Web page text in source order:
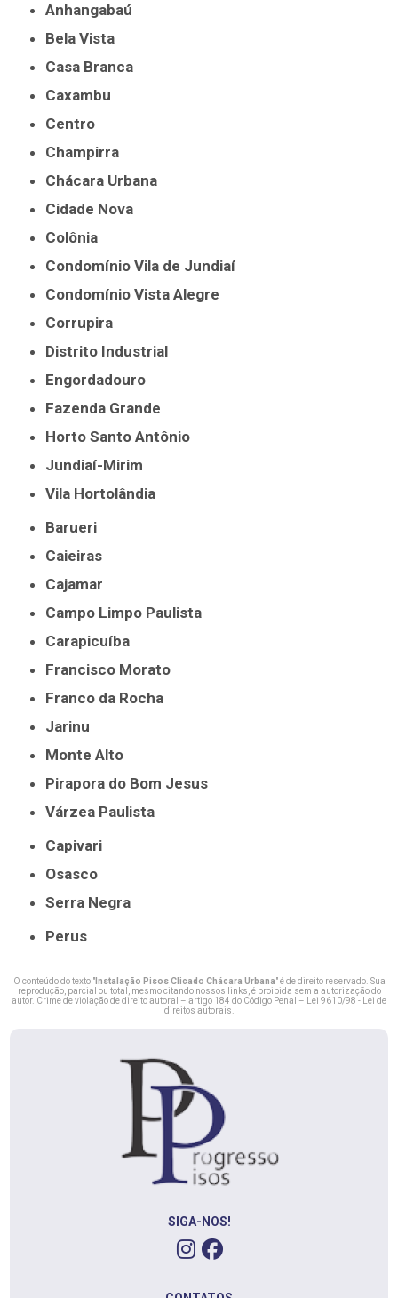
Anhangabaú
Bela Vista
Casa Branca
Caxambu
Centro
Champirra
Chácara Urbana
Cidade Nova
Colônia
Condomínio Vila de Jundiaí
Condomínio Vista Alegre
Corrupira
Distrito Industrial
Engordadouro
Fazenda Grande
Horto Santo Antônio
Jundiaí-Mirim
Vila Hortolândia
Barueri
Caieiras
Cajamar
Campo Limpo Paulista
Carapicuíba
Francisco Morato
Franco da Rocha
Jarinu
Monte Alto
Pirapora do Bom Jesus
Várzea Paulista
Capivari
Osasco
Serra Negra
Perus
O conteúdo do texto "Instalação Pisos Clicado Chácara Urbana" é de direito reservado. Sua
reprodução, parcial ou total, mesmo citando nossos links, é proibida sem a autorização do
autor. Crime de violação de direito autoral – artigo 184 do Código Penal –
Lei 9610/98 - Lei de
direitos autorais
SIGA-NOS!